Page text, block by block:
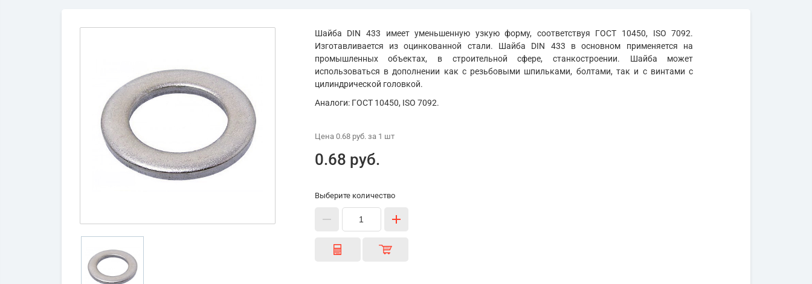
Шайба DIN 433 имеет уменьшенную узкую форму, соответствуя ГОСТ 10450, ISO 7092.
Изготавливается из оцинкованной стали. Шайба DIN 433 в основном применяется на
промышленных объектах, в строительной сфере, станкостроении. Шайба может
использоваться в дополнении как с резьбовыми шпильками, болтами, так и с винтами с
цилиндрической головкой.
Аналоги: ГОСТ 10450, ISO 7092.
Цена 0.68 руб.за 1 шт
0.68 руб.
Выберите количество